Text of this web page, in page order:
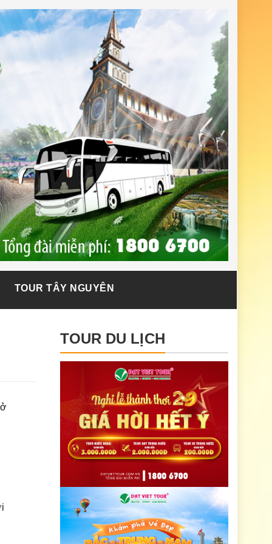
TOUR TÂY NGUYÊN
TOUR DU LỊCH